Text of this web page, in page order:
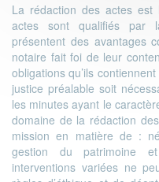
La rédaction des actes est
actes sont qualifiés par
présentent des avantages
notaire fait foi de leur
obligations qu’ils
justice préalable soit
les minutes ayant le
domaine de la rédaction
mission en matière de :
gestion du patrimoine
interventions variées ne